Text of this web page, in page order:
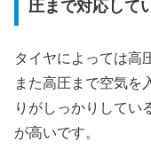
圧まで対応して
タイヤによっては高
また高圧まで空気を
りがしっかりしてい
が高いです。